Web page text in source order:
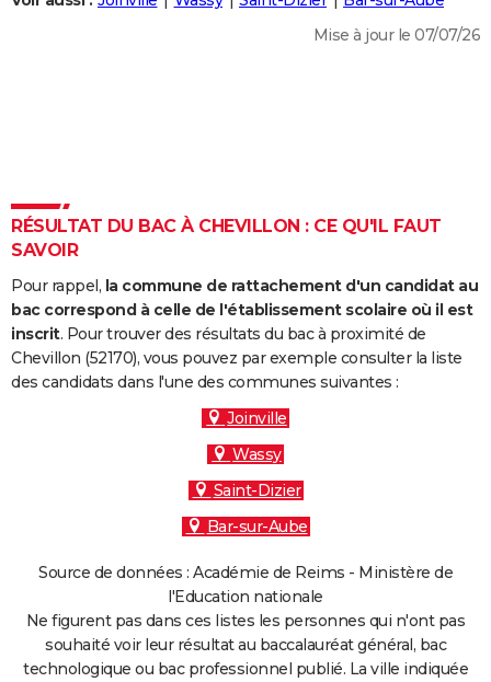
DICTIONNAIRE
Dictionnaire
Biographies
Citations
Expressions
Proverbes
PROGRAMME TV
COPAINS D'AVANT
S'inscrire
Se connecter
Lycées
Collèges
Primaires
Universités
Entreprises
Service militaire
Avis de recherche
AVIS DE DÉCÈS
FORUM
Mise à jour le 07/07/26
RÉSULTAT DU BAC À CHEVILLON : CE QU'IL FAUT
SAVOIR
Pour rappel, la commune de rattachement d'un candidat au
bac correspond à celle de l'établissement scolaire où il est
inscrit. Pour trouver des résultats du bac à proximité de
Chevillon (52170), vous pouvez par exemple consulter la liste
des candidats dans l'une des communes suivantes :
Joinville
Wassy
Saint-Dizier
Bar-sur-Aube
Source de données : Académie de Reims - Ministère de
l'Education nationale
Ne figurent pas dans ces listes les personnes qui n'ont pas
souhaité voir leur résultat au baccalauréat général, bac
technologique ou bac professionnel publié. La ville indiquée